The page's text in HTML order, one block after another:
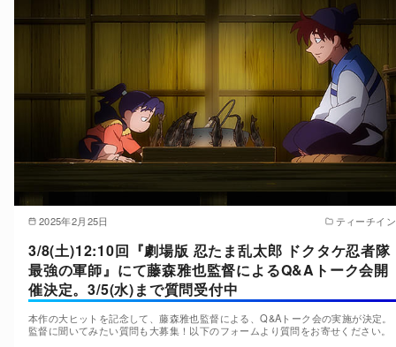
2025年2月25日 ティーチイン
3/8(土)12:10回『劇場版 忍たま乱太郎 ドクタケ忍者隊
最強の軍師』にて藤森雅也監督によるQ&Aトーク会開
催決定。3/5(水)まで質問受付中
本作の大ヒットを記念して、藤森雅也監督による、Q&Aトーク会の実施が決定。
監督に聞いてみたい質問も大募集！以下のフォームより質問をお寄せください。